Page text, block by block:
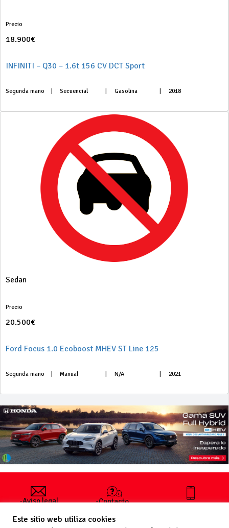
Precio
18.900€
INFINITI – Q30 – 1.6t 156 CV DCT Sport
Segunda mano Secuencial Gasolina 2018
Sedan
Precio
20.500€
Ford Focus 1.0 Ecoboost MHEV ST Line 125
Segunda mano Manual N/A 2021
-Aviso legal
generales
-Contacto
publicar un
+34 627 35
Este sitio web utiliza cookies